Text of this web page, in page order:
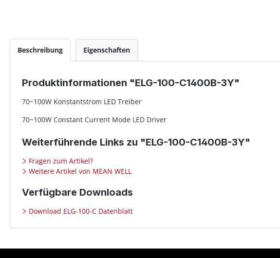
Beschreibung Eigenschaften
Produktinformationen "ELG-100-C1400B-3Y"
70~100W Konstantstrom LED Treiber
70~100W Constant Current Mode LED Driver
Weiterführende Links zu "ELG-100-C1400B-3Y"
Fragen zum Artikel?
Weitere Artikel von MEAN WELL
Verfügbare Downloads
Download ELG-100-C Datenblatt